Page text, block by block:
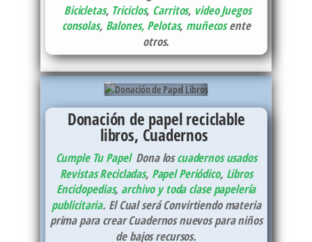
Bicicletas, Triciclos, Carritos, video Juegos
consolas, Balones, Pelotas, muñecosente
otros.
Donación de papel reciclable
libros, Cuadernos
Cumple Tu Papel Dona loscuadernos usados
Revistas Recicladas, Papel Periódico, Libros
Enciclopedias, archivo y toda clase papelería
publicitaria. El Cual será Convirtiendo materia
prima para crear Cuadernos nuevos para niños
de bajos recursos.